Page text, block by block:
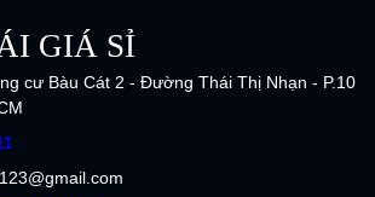
GIÁ SỈ
cư Bàu Cát 2 - Đường Thái Thị Nhạn - P.10